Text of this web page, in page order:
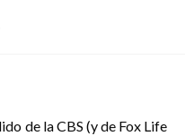
de la CBS (y de Fox Life